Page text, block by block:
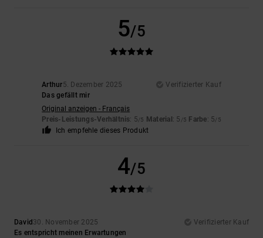
5/5
Arthur5. Dezember 2025
Verifizierter Kauf
Das gefällt mir
Original anzeigen - Français
Preis-Leistungs-Verhältnis: 5/5 Material : 5 /5 Farbe: 5/5
Ich empfehle dieses Produkt
4/5
David 30. November 2025
Verifizierter Kauf
Es entspricht meinen Erwartungen